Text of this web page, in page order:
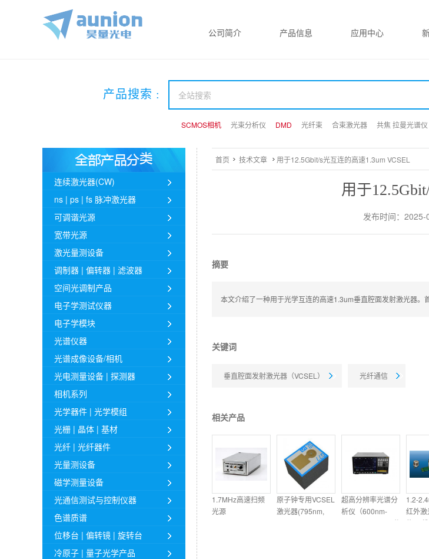
公司简介 产品信息 应用中心
产品搜索 :
SCMOS相机 光束分析仪 DMD 光纤束 合束激光器 共焦 拉曼光谱仪
SCMOS相机 光束分析仪 DMD 光纤束 合束激光器 共焦 拉曼光谱仪
SCMOS相机 光束分析仪 DMD 光纤束 合束激光器 共焦 拉曼光谱仪
连续激光器(CW)
ns | ps | fs 脉冲激光器
可调谐光源
宽带光源
激光量测设备
调制器 | 偏转器 | 滤波器
空间光调制产品
电子学测试仪器
电子学模块
光谱仪器
光谱成像设备/相机
光电测量设备 | 探测器
相机系列
光学器件 | 光学模组
光栅 | 晶体 | 基材
光纤 | 光纤器件
光量测设备
磁学测量设备
光通信测试与控制仪器
色谱质谱
位移台 | 偏转镜 | 旋转台
冷原子 | 量子光学产品
首页 技术文章 用于12.5Gbit/s光互连的高速1.3um VCSEL
用于
发布时间：
摘要
本文介绍了一种用于光学互连的高速1.3um垂直腔面发射激光器。
关键词
垂直腔面发射激光器（VCSEL） 光纤通信
相关产品
1.7MHz高速扫频
光源
原子钟专用VCSEL
激光器(795nm,
超高分辨率光谱分
析仪（600nm-
1700nm，10pm分
1.2-
红外激
信/三